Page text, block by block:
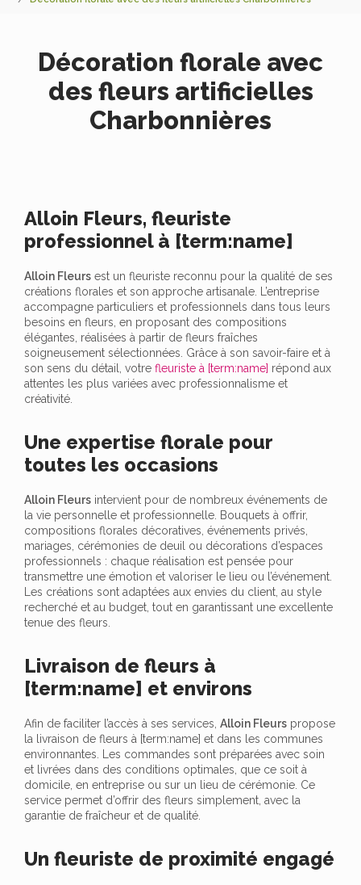
Décoration florale avec
des fleurs artificielles
Charbonnières
Alloin Fleurs, fleuriste
professionnel à [term:name]
Alloin Fleurs est un fleuriste reconnu pour la qualité de ses
créations florales et son approche artisanale. L’entreprise
accompagne particuliers et professionnels dans tous leurs
besoins en fleurs, en proposant des compositions
élégantes, réalisées à partir de fleurs fraîches
soigneusement sélectionnées. Grâce à son savoir-faire et à
son sens du détail, votre fleuriste à [term:name] répond aux
attentes les plus variées avec professionnalisme et
créativité.
Une expertise florale pour
toutes les occasions
Alloin Fleurs intervient pour de nombreux événements de
la vie personnelle et professionnelle. Bouquets à offrir,
compositions florales décoratives, événements privés,
mariages, cérémonies de deuil ou décorations d’espaces
professionnels : chaque réalisation est pensée pour
transmettre une émotion et valoriser le lieu ou l’événement.
Les créations sont adaptées aux envies du client, au style
recherché et au budget, tout en garantissant une excellente
tenue des fleurs.
Livraison de fleurs à
[term:name] et environs
Afin de faciliter l’accès à ses services, Alloin Fleurs propose
la livraison de fleurs à [term:name] et dans les communes
environnantes. Les commandes sont préparées avec soin
et livrées dans des conditions optimales, que ce soit à
domicile, en entreprise ou sur un lieu de cérémonie. Ce
service permet d’offrir des fleurs simplement, avec la
garantie de fraîcheur et de qualité.
Un fleuriste de proximité engagé